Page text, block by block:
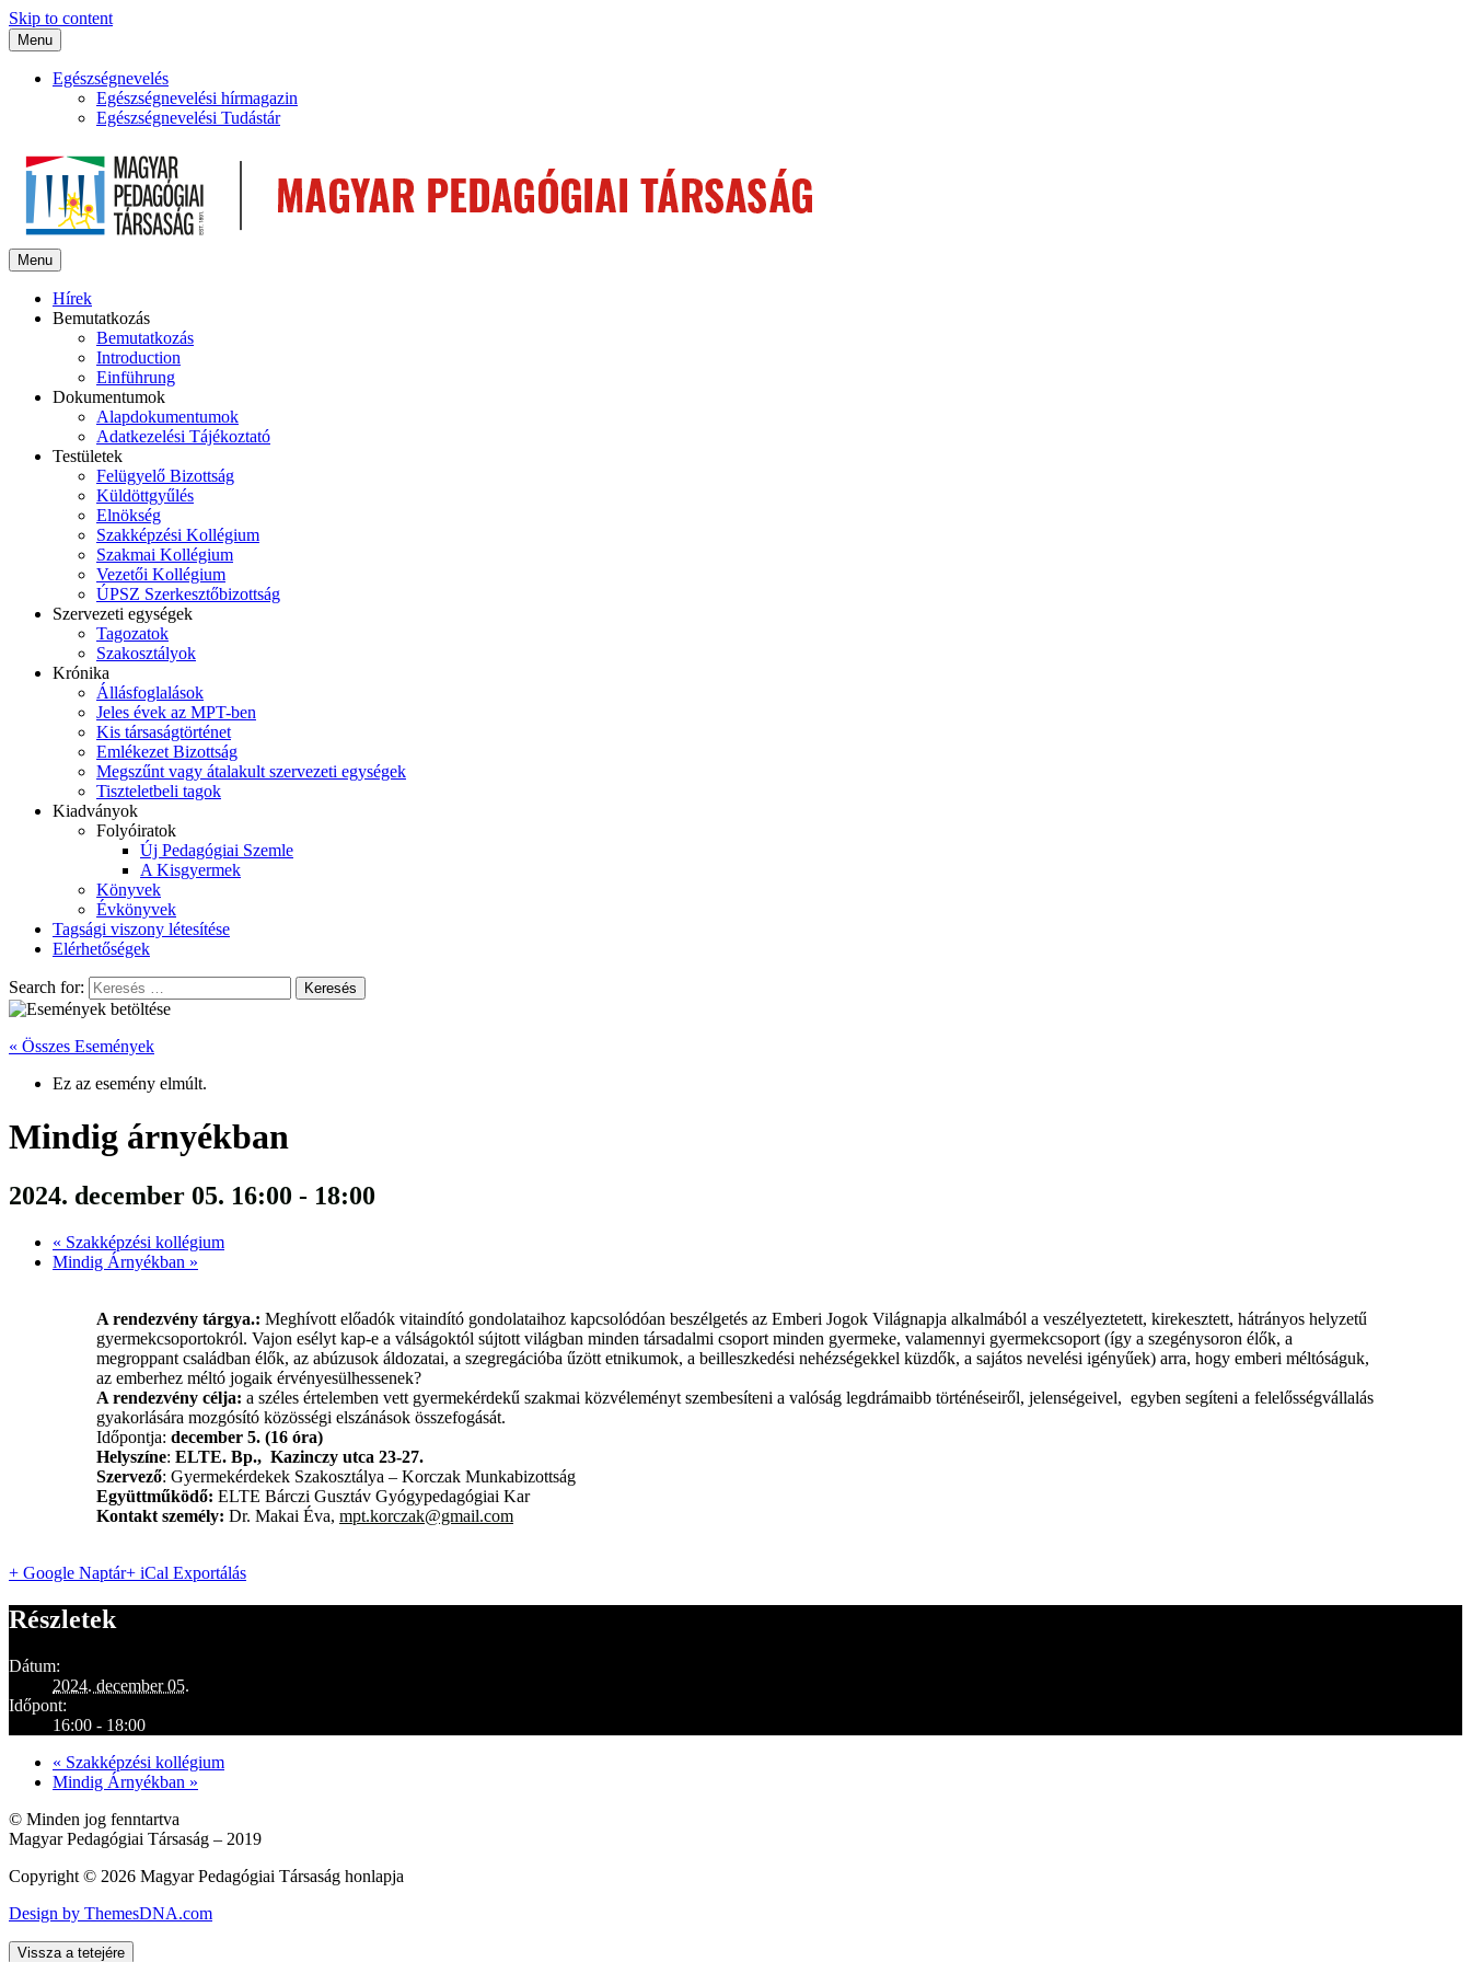
Skip to content
Menu
Egészségnevelés
Egészségnevelési hírmagazin
Egészségnevelési Tudástár
Menu
Hírek
Bemutatkozás
Bemutatkozás
Introduction
Einführung
Dokumentumok
Alapdokumentumok
Adatkezelési Tájékoztató
Testületek
Felügyelő Bizottság
Küldöttgyűlés
Elnökség
Szakképzési Kollégium
Szakmai Kollégium
Vezetői Kollégium
ÚPSZ Szerkesztőbizottság
Szervezeti egységek
Tagozatok
Szakosztályok
Krónika
Állásfoglalások
Jeles évek az MPT-ben
Kis társaságtörténet
Emlékezet Bizottság
Megszűnt vagy átalakult szervezeti egységek
Tiszteletbeli tagok
Kiadványok
Folyóiratok
Új Pedagógiai Szemle
A Kisgyermek
Könyvek
Évkönyvek
Tagsági viszony létesítése
Elérhetőségek
Search for:
« Összes Események
Ez az esemény elmúlt.
Mindig árnyékban
2024. december 05. 16:00 - 18:00
« Szakképzési kollégium
Mindig Árnyékban »
A rendezvény tárgya.: Meghívott előadók vitaindító gondolataihoz kapcsolódóan beszélgetés az Emberi Jogok Világnapja alkalmából a veszélyeztetett, kirekesztett, hátrányos helyzetű
gyermekcsoportokról. Vajon esélyt kap-e a válságoktól sújtott világban minden társadalmi csoport minden gyermeke, valamennyi gyermekcsoport (így a szegénysoron élők, a
megroppant családban élők, az abúzusok áldozatai, a szegregációba űzött etnikumok, a beilleszkedési nehézségekkel küzdők, a sajátos nevelési igényűek) arra, hogy emberi méltóságuk,
az emberhez méltó jogaik érvényesülhessenek?
A rendezvény célja: a széles értelemben vett gyermekérdekű szakmai közvéleményt szembesíteni a valóság legdrámaibb történéseiről, jelenségeivel, egyben segíteni a felelősségvállalás
gyakorlására mozgósító közösségi elszánások összefogását.
Időpontja: december 5. (16 óra)
Helyszíne: ELTE. Bp., Kazinczy utca 23-27.
Szervező: Gyermekérdekek Szakosztálya – Korczak Munkabizottság
Együttműködő: ELTE Bárczi Gusztáv Gyógypedagógiai Kar
Kontakt személy: Dr. Makai Éva, mpt.korczak@gmail.com
+ Google Naptár+ iCal Exportálás
Részletek
Dátum:
2024. december 05.
Időpont:
16:00 - 18:00
« Szakképzési kollégium
Mindig Árnyékban »
© Minden jog fenntartva
Magyar Pedagógiai Társaság – 2019
Copyright © 2026 Magyar Pedagógiai Társaság honlapja
Design by ThemesDNA.com
Vissza a tetejére